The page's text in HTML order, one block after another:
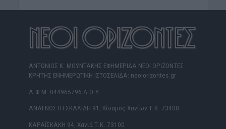
ΑΝΤΩΝΙΟΣ Κ. ΜΟΥΝΤΑΚΗΣ ΕΦΗΜΕΡΙΔΑ ΝΕΟΙ ΟΡΙΖΟΝΤΕΣ
ΚΡΗΤΗΣ ΕΝΗΜΕΡΩΤΙΚΗ ΙΣΤΟΣΕΛΙΔΑ: neoiorizontes.gr
Α.Φ.Μ. 044965796 Δ.Ο.Υ.
ΑΝΑΓΝΩΣΤΗ ΣΚΑΛΙΔΗ 91, Κίσαμος Χανίων Τ.Κ. 73400
ΚΑΡΑΪΣΚΑΚΗ 94, Χανιά Τ.Κ. 73100